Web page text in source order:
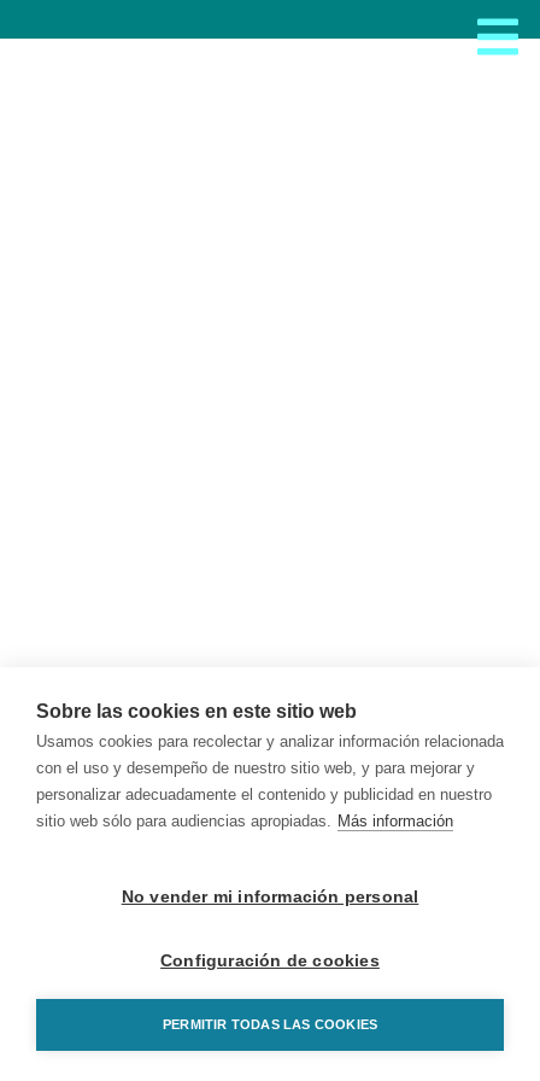
Sobre las cookies en este sitio web
Usamos cookies para recolectar y analizar información relacionada
con el uso y desempeño de nuestro sitio web, y para mejorar y
personalizar adecuadamente el contenido y publicidad en nuestro
sitio web sólo para audiencias apropiadas. Más información
No vender mi información personal
Configuración de cookies
PERMITIR TODAS LAS COOKIES